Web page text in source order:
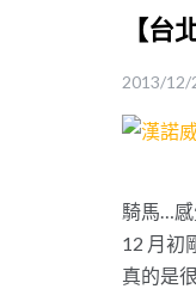
【台
2013/12/
騎馬…
12 月初
真的是